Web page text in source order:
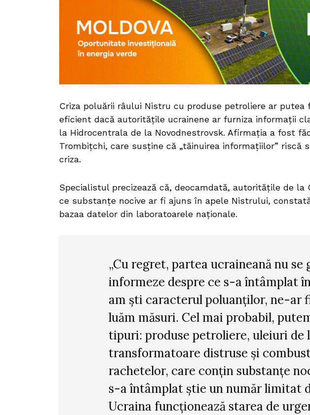
Criza poluării râului Nistru cu produse petroliere ar
eficient dacă autoritățile ucrainene ar furniza informații
la Hidrocentrala de la Novodnestrovsk. Afirmația a fost
Trombițchi, care susține că „tăinuirea informațiilor” riscă
criza.
Specialistul precizează că, deocamdată, autoritățile de la
ce substanțe nocive ar fi ajuns în apele Nistrului,
bazaa datelor din laboratoarele naționale.
„Cu regret, partea ucraineană nu se
informeze despre ce s-a întâmplat
am ști caracterul poluanților, ne-ar
luăm măsuri. Cel mai probabil,
tipuri: produse petroliere, uleiuri de
transformatoare distruse și
rachetelor, care conțin substanțe
s-a întâmplat știe un număr limitat
Ucraina funcționează starea de